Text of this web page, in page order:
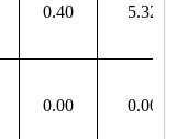
0.40 5.32
0.00 0.00